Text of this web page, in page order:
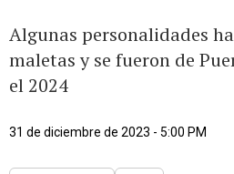
Algunas personalidades
maletas y se fueron de
el 2024
31 de diciembre de 2023 - 5:00 PM